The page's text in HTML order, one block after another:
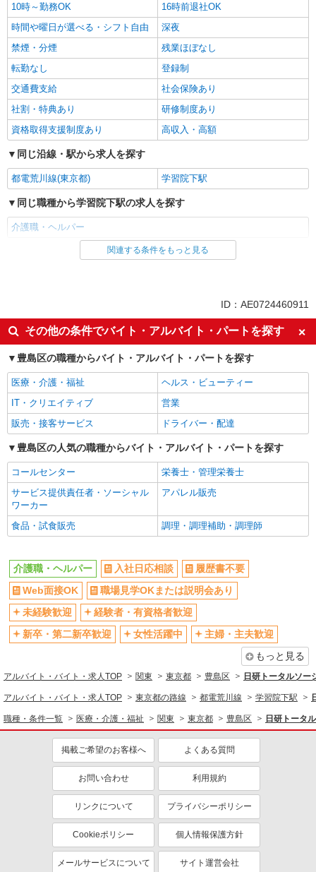
10時～勤務OK
16時前退社OK
時間や曜日が選べる・シフト自由
深夜
禁煙・分煙
残業ほぼなし
転勤なし
登録制
交通費支給
社会保険あり
社割・特典あり
研修制度あり
資格取得支援制度あり
高収入・高額
同じ沿線・駅から求人を探す
都電荒川線(東京都) 学習院下駅
同じ職種から学習院下駅の求人を探す
介護職・ヘルパー
同じ雇用形態から学習院下駅の求人を探す
同じ特徴から学習院下駅の求人を探す
入社日応相談
履歴書不要
Web面接OK
職場見学OKまたは説明会あり
未経験歓迎
経験者・有資格者歓迎
新卒・第二新卒歓迎
女性活躍中
主婦・主夫歓迎
フリーター歓迎
学歴不問
ブランクOK
ミドル（40代～）活躍中
エルダー（50代～）活躍中
シニア（60代～）活躍中
昇給あり
週払い
10時～勤務OK
16時前退社OK
禁煙・分煙
残業ほぼなし
転勤なし
登録制
交通費支給
社会保険あり
社割・特典あり
研修制度あり
同じ職種から求人を探す
医療・介護・福祉
介護職・ヘルパー
同じ特徴から求人を探す
ミドル（40代～）活躍中
週2～3日勤務OK
深夜
社会保険あり
関連する条件をもっと見る
ID：AE0724460911
その他の条件でバイト・アルバイト・パートを探す
豊島区の職種からバイト・アルバイト・パートを探す
医療・介護・福祉
ヘルス・ビューティー
IT・クリエイティブ
営業
販売・接客サービス
ドライバー・配達
豊島区の人気の職種からバイト・アルバイト・パートを探す
コールセンター
栄養士・管理栄養士
サービス提供責任者・ソーシャル
ワーカー
アパレル販売
食品・試食販売 調理・調理補助・調理師
介護職・ヘルパー 入社日応相談
履歴書不要
Web面接OK
職場見学OKまたは説明会あり
未経験歓迎
経験者・有資格者歓迎
新卒・第二新卒歓迎
女性活躍中
主婦・主夫歓迎
もっと見る
アルバイト・バイト・求人TOP 関東 東京都 豊島区 日研トータルソ
アルバイト・バイト・求人TOP 東京都の路線 都電荒川線 学習院下駅
職種・条件一覧 医療・介護・福祉 関東 東京都 豊島区 日研トータ
掲載ご希望のお客様へ よくある質問
お問い合わせ 利用規約
リンクについて プライバシーポリシー
Cookieポリシー 個人情報保護方針
メールサービスについて サイト運営会社